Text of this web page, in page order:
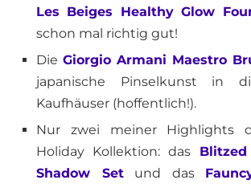
Les Beiges Healthy Glow
schon mal richtig gut!
Die Giorgio Armani Maestro
japanische Pinselkunst in
Kaufhäuser (hoffentlich!).
Nur zwei meiner Highlights
Holiday Kollektion: das
Shadow Setund das